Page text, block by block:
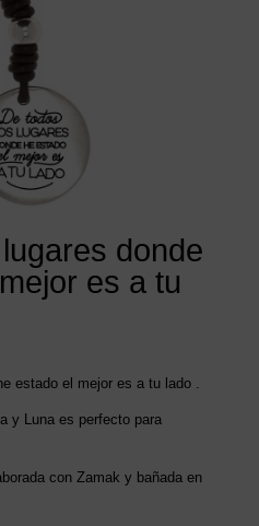
donde
es a tu
estado el mejor es a tu lado .
y Luna es perfecto para
con Zamak y bañada en